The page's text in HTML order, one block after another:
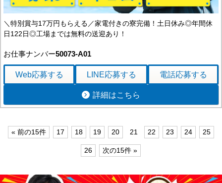
＼特別賞与17万円もらえる／家電付きの寮完備！土日休み◎年間休
日122日◎工場までは無料の送迎あり！
お仕事ナンバー50073-A01
Web応募する LINE応募する 電話応募する
詳細はこちら
« 前の15件 17 18 19 20 21 22 23 24 25
26 次の15件 »